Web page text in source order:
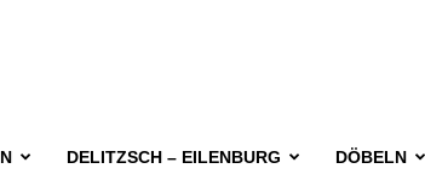
DELITZSCH – EILENBURG DÖBELN